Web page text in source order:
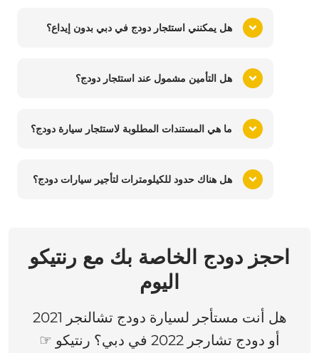
هل يمكنني استئجار دودج في دبي بدون إيداع؟
هل التأمين مشمول عند استئجار دودج؟
ما هي المستندات المطلوبة لاستئجار سيارة دودج؟
هل هناك حدود للكيلومترات لتأجير سيارات دودج؟
احجز دودج الخاصة بك مع رنتيكو
اليوم
هل أنت مستأجر لسيارة دودج تشالنجر 2021
أو دودج تشارجر 2022 في دبي؟ رنتيكو ☞